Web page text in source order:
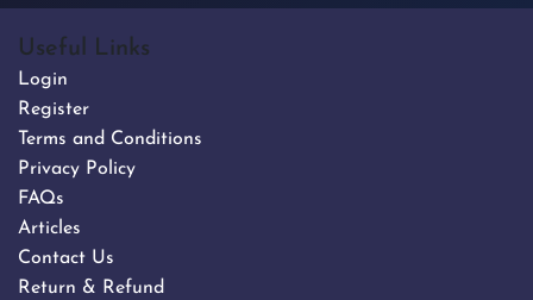
Useful Links
Login
Register
Terms and Conditions
Privacy Policy
FAQs
Articles
Contact Us
Return & Refund